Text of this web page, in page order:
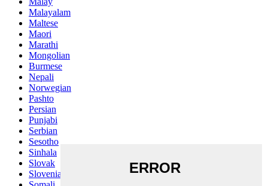
Malayalam
Maltese
Maori
Marathi
Mongolian
Burmese
Nepali
Norwegian
Pashto
Persian
Punjabi
Serbian
Sesotho
Sinhala
Slovak
Slovenian